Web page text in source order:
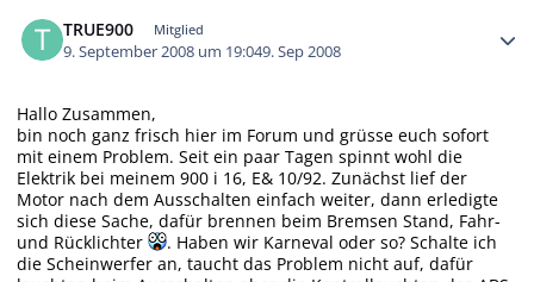
TRUE900 Mitglied
9. September 2008 um 19:049. Sep 2008
Hallo Zusammen,
bin noch ganz frisch hier im Forum und grüsse euch sofort
mit einem Problem. Seit ein paar Tagen spinnt wohl die
Elektrik bei meinem 900 i 16, E& 10/92. Zunächst lief der
Motor nach dem Ausschalten einfach weiter, dann erledigte
sich diese Sache, dafür brennen beim Bremsen Stand, Fahr-
und Rücklichter
. Haben wir Karneval oder so? Schalte ich
die Scheinwerfer an, taucht das Problem nicht auf, dafür